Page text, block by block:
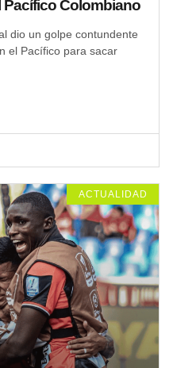
Colombiano
dio un golpe contundente
el Pacífico para sacar
ACTUALIDAD